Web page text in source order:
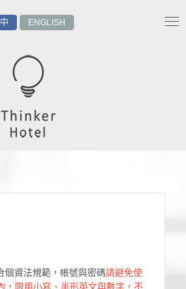
ENGLISH
個資法規範，帳號與密碼請避免使
，限用小寫、半形英文與數字，不